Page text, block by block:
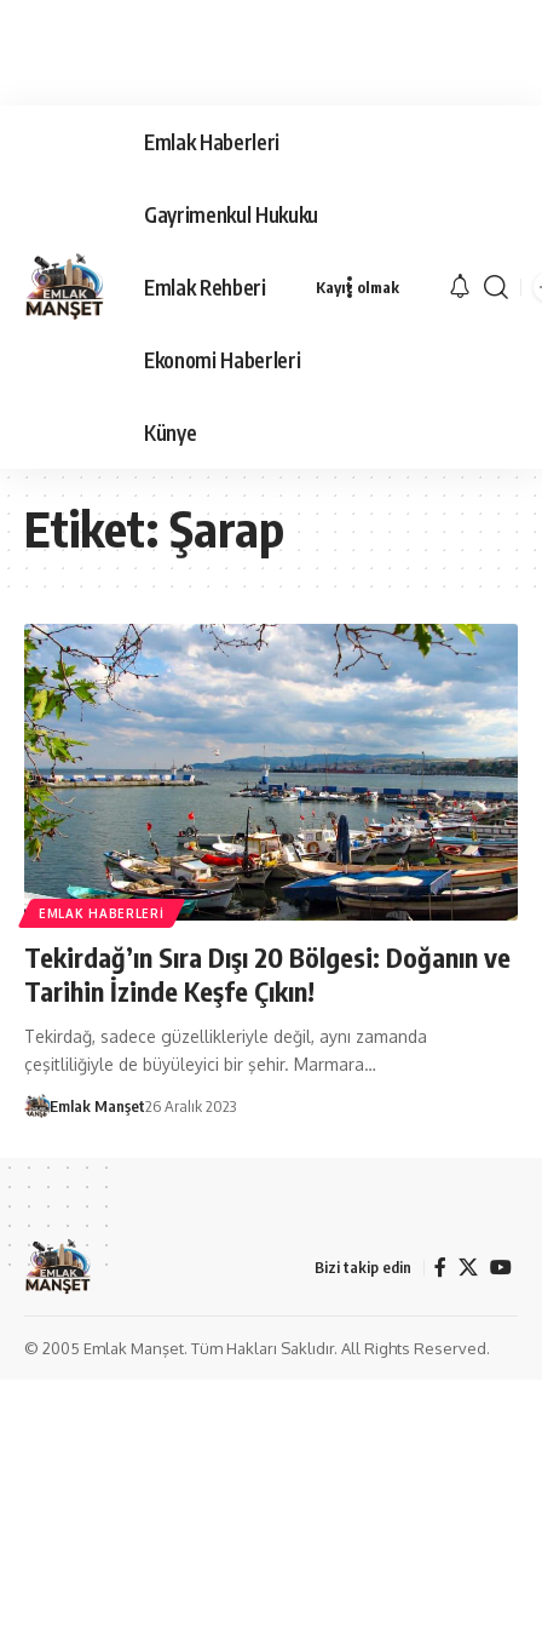
Emlak Haberleri
Gayrimenkul Hukuku
Emlak Rehberi
Ekonomi Haberleri
Künye
Kayıt olmak
Etiket: Şarap
EMLAK HABERLERI
Tekirdağ’ın Sıra Dışı 20 Bölgesi: Doğanın ve
Tarihin İzinde Keşfe Çıkın!
Tekirdağ, sadece güzellikleriyle değil, aynı zamanda
çeşitliliğiyle de büyüleyici bir şehir. Marmara…
Emlak Manşet26 Aralık 2023
Bizi takip edin
© 2005 Emlak Manşet. Tüm Hakları Saklıdır. All Rights Reserved.